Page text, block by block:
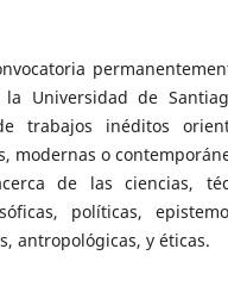
Universidad de
trabajos inéditos
modernas o
de las ciencias,
políticas,
antropológicas, y éticas.